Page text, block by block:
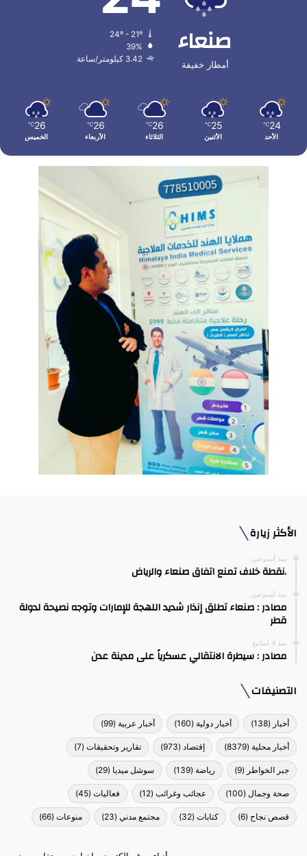
صنعاء
أمطار خفيفة
39%
3.42 كيلومتر/ساعة
24
℃
الأحد
25
℃
الأثنين
26
℃
الثلاثاء
26
℃
الأربعاء
26
℃
الخميس
الأكثر زيارة
منذ أسبوعين
.نقطة خلاف تمنع اتفاق صنعاء والرياض
منذ أسبوعين
مصادر : صنعاء تطلق إنذار شديد اللهجة للإمارات وتوجه نصيحة لدولة
قطر
منذ 4 أسابيع
مصادر : سيطرة الانتقالي عسكرياً على مدينة عدن
التصنيفات
أخبار (138) أخبار دولية (160) أخبار عربية (99)
أخبار محلية (8379) إقتصاد (973) تقارير وتحقيقات (7)
جبر الخواطر (9) رياضة (139) سوشل ميديا (29)
صحة وجمال (100) عجائب وغرائب (12) فعاليات (45)
قصص نجاح (6) كتابات (32) مجتمع مدني (23) منوعات (66)